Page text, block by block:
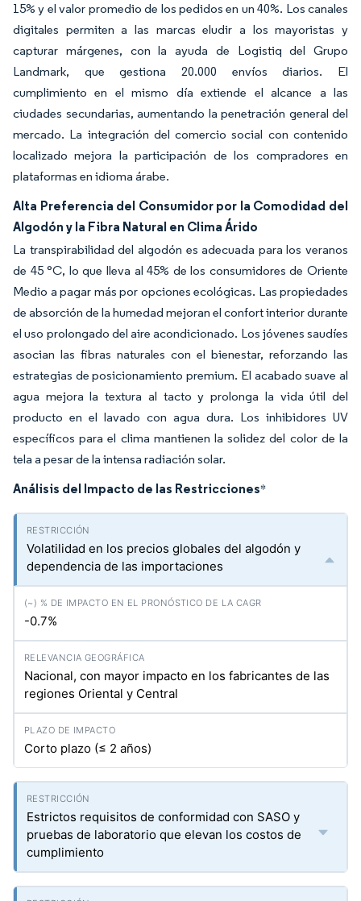
15% y el valor promedio de los pedidos en un 40%. Los canales
digitales permiten a las marcas eludir a los mayoristas y
capturar márgenes, con la ayuda de Logistiq del Grupo
Landmark, que gestiona 20.000 envíos diarios. El
cumplimiento en el mismo día extiende el alcance a las
ciudades secundarias, aumentando la penetración general del
mercado. La integración del comercio social con contenido
localizado mejora la participación de los compradores en
plataformas en idioma árabe.
Alta Preferencia del Consumidor por la Comodidad del
Algodón y la Fibra Natural en Clima Árido
La transpirabilidad del algodón es adecuada para los veranos
de 45 °C, lo que lleva al 45% de los consumidores de Oriente
Medio a pagar más por opciones ecológicas. Las propiedades
de absorción de la humedad mejoran el confort interior durante
el uso prolongado del aire acondicionado. Los jóvenes saudíes
asocian las fibras naturales con el bienestar, reforzando las
estrategias de posicionamiento premium. El acabado suave al
agua mejora la textura al tacto y prolonga la vida útil del
producto en el lavado con agua dura. Los inhibidores UV
específicos para el clima mantienen la solidez del color de la
tela a pesar de la intensa radiación solar.
Análisis del Impacto de las Restricciones*
Volatilidad en los precios globales del algodón y
dependencia de las importaciones
-0.7%
Nacional, con mayor impacto en los fabricantes de las
regiones Oriental y Central
Corto plazo (≤ 2 años)
Estrictos requisitos de conformidad con SASO y
pruebas de laboratorio que elevan los costos de
cumplimiento